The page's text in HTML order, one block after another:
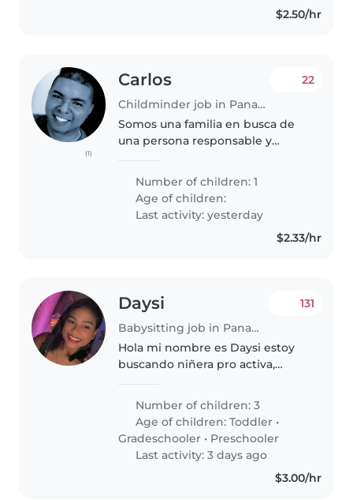
$2.50/hr
(1)
Carlos
Childminder job in Panama City
22
Somos una familia en busca de
una persona responsable y
limpieza general de la casa.
Buscamos a alguien amable,
organizada y con buena actitud,
que también..
Number of children: 1
Age of children:
Last activity: yesterday
$2.33/hr
Daysi
Babysitting job in Panama City
131
Hola mi nombre es Daysi estoy
buscando niñera pro activa,
casa Sea honesta, responsable, y
sobre todo amorosa con los
niños y creativa Tenga
pasaporte..
Number of children: 3
Age of children:Toddler •
Gradeschooler • Preschooler
Last activity: 3 days ago
$3.00/hr